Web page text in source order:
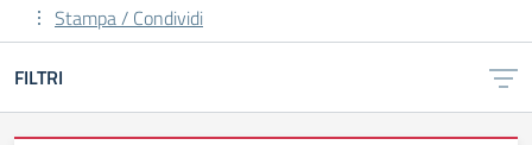
Stampa / Condividi
FILTRI